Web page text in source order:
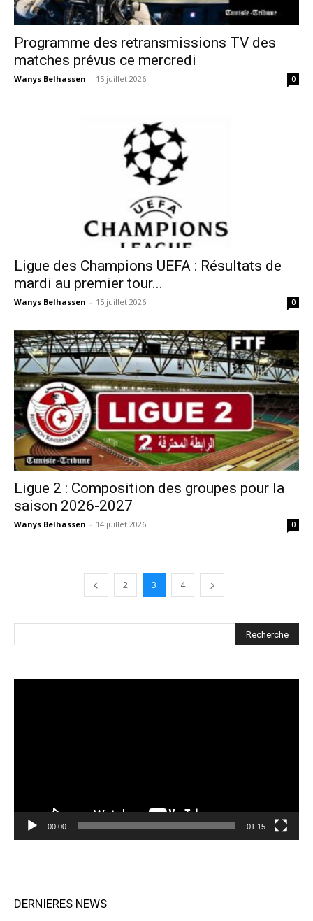
Programme des retransmissions TV des
matches prévus ce mercredi
Wanys Belhassen - 15 juillet 2026 0
Ligue des Champions UEFA : Résultats de
mardi au premier tour...
Wanys Belhassen - 15 juillet 2026 0
Ligue 2 : Composition des groupes pour la
saison 2026-2027
Wanys Belhassen - 14 juillet 2026 0
2 3 4
00:00 01:15
DERNIERES NEWS